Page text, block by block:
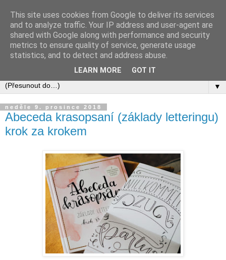
▼
neděle 9. prosince 2018
Abeceda krasopsaní (základy letteringu)
krok za krokem
This site uses cookies from Google to deliver its services
and to analyze traffic. Your IP address and user-agent are
shared with Google along with performance and security
metrics to ensure quality of service, generate usage
statistics, and to detect and address abuse.
LEARN MORE GOT IT